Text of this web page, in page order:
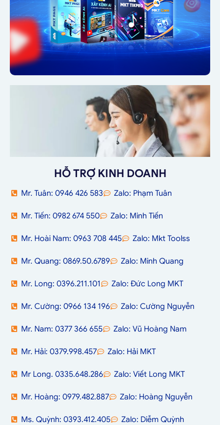
HỖ TRỢ KINH DOANH
Mr. Tuân: 0946 426 583 Zalo: Phạm Tuân
Mr. Tiến: 0982 674 550 Zalo: Minh Tiến
Mr. Hoài Nam: 0963 708 445 Zalo: Mkt Toolss
Mr. Quang: 0869.50.6789 Zalo: Minh Quang
Mr. Long: 0396.211.101 Zalo: Đức Long MKT
Mr. Cường: 0966 134 196 Zalo: Cường Nguyễn
Mr. Nam: 0377 366 655 Zalo: Vũ Hoàng Nam
Mr. Hải: 0379.998.457 Zalo: Hải MKT
Mr Long. 0335.648.286 Zalo: Viết Long MKT
Mr. Hoàng: 0979.482.887 Zalo: Hoàng Nguyễn
Ms. Quỳnh: 0393.412.405 Zalo: Diễm Quỳnh